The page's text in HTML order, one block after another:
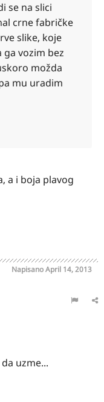
se na slici
crne fabričke
slike, koje
ga vozim bez
možda
mu uradim
a i boja plavog
NapisanoApril 14, 2013
uzme...